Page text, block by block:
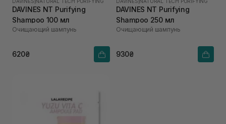
DAVINES NT Purifying
Shampoo 100 мл
Очищающий шампунь
620₴
DAVINES NT Purifying
Shampoo 250 мл
Очищающий шампунь
930₴